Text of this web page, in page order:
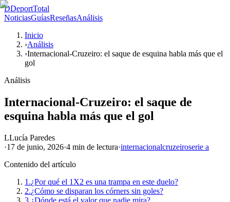
DDeportTotal
NoticiasGuíasReseñasAnálisis
Inicio
›Análisis
›Internacional-Cruzeiro: el saque de esquina habla más que el
gol
Análisis
Internacional-Cruzeiro: el saque de
esquina habla más que el gol
LLucía Paredes
·17 de junio, 2026·4 min de lectura·internacionalcruzeiroserie a
Contenido del artículo
1.¿Por qué el 1X2 es una trampa en este duelo?
2.¿Cómo se disparan los córners sin goles?
3.¿Dónde está el valor que nadie mira?